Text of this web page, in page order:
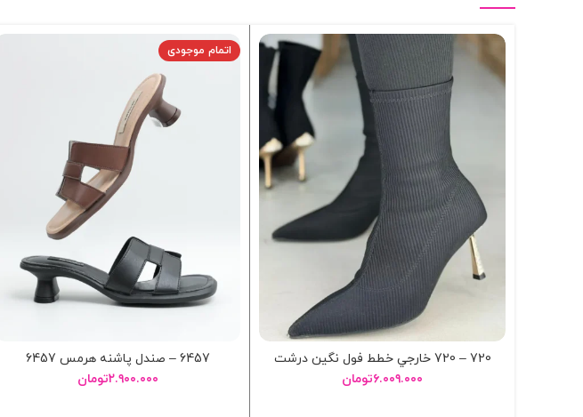
720 – 720 خارجي خطط فول نگين درشت
۶.۰۰۹.۰۰۰تومان
اتمام موجودی
6457 – صندل پاشنه هرمس 6457
۲.۹۰۰.۰۰۰تومان